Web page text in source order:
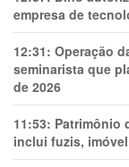
empresa de
12:31: Operação
seminarista que
de 2026
11:53: Patrimônio
inclui fuzis,